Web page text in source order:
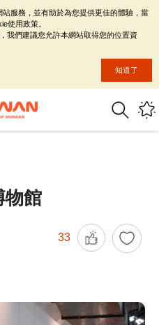
物館
33
服務，並有助於為您提供更佳的體驗，當
使用政策。
我們建議您允許本網站取得您的位置資
知道了